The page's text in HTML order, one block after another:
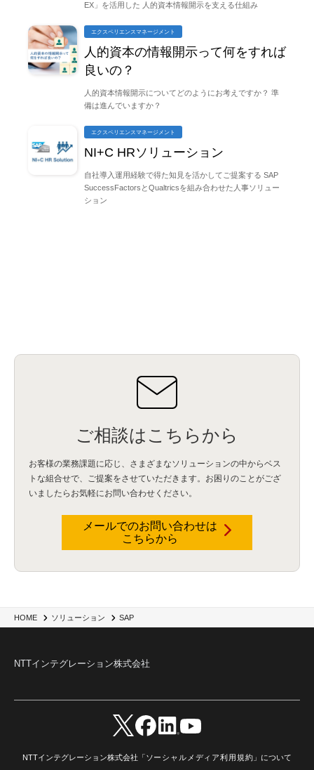
HOME ソリューション SAP
EX」を活用した 人的資本情報開示を支える仕組み
エクスペリエンスマネージメント
人的資本の情報開示って何をすれば
良いの？
人的資本情報開示についてどのようにお考えですか？ 準
備は進んでいますか？
エクスペリエンスマネージメント
NI+C HRソリューション
自社導入運用経験で得た知見を活かしてご提案する SAP
SuccessFactorsとQualtricsを組み合わせた人事ソリュー
ション
ご相談はこちらから
お客様の業務課題に応じ、さまざまなソリューションの中からベス
トな組合せで、
ご提案をさせていただきます。お困りのことがござ
いましたらお気軽にお問い合わせください。
メールでのお問い合わせは
こちらから
NTTインテグレーション株式会社
NTTインテグレーション株式会社「ソーシャルメディア利用規約 」について